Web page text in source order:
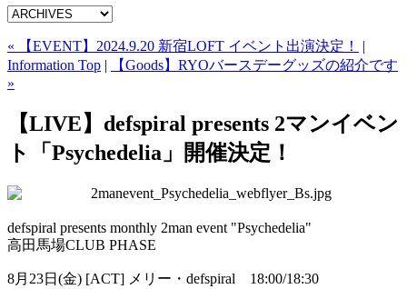
« 【EVENT】2024.9.20 新宿LOFT イベント出演決定！
|
Information Top |
【Goods】RYOバースデーグッズの紹介です
»
【LIVE】defspiral presents 2マンイベン
ト「Psychedelia」開催決定！
defspiral presents monthly 2man event "Psychedelia"
高田馬場CLUB PHASE
8月23日(金) [ACT] メリー・defspiral 18:00/18:30